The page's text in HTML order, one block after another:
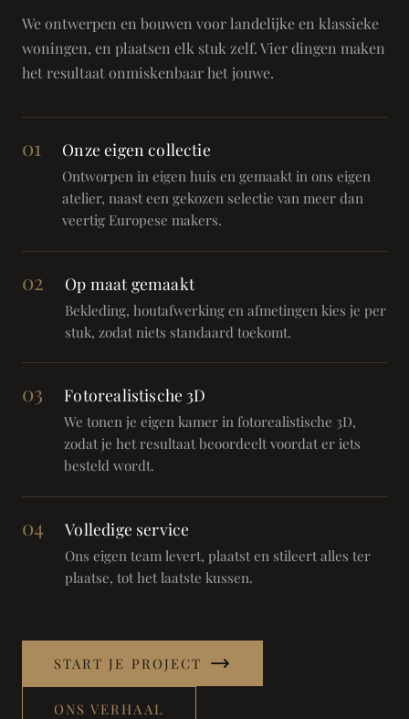
We ontwerpen en bouwen voor landelijke en klassieke
woningen, en plaatsen elk stuk zelf. Vier dingen maken
het resultaat onmiskenbaar het jouwe.
01 Onze eigen collectie
Ontworpen in eigen huis en gemaakt in ons eigen
atelier, naast een gekozen selectie van meer dan
veertig Europese makers.
02 Op maat gemaakt
Bekleding, houtafwerking en afmetingen kies je per
stuk, zodat niets standaard toekomt.
03 Fotorealistische 3D
We tonen je eigen kamer in fotorealistische 3D,
zodat je het resultaat beoordeelt voordat er iets
besteld wordt.
04 Volledige service
Ons eigen team levert, plaatst en stileert alles ter
plaatse, tot het laatste kussen.
START JE PROJECT
ONS VERHAAL